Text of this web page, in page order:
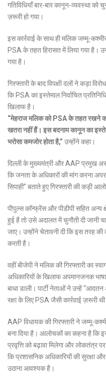
गतिविधियाँ बार-बार कानून-व्यवस्था को
ज़रूरी हो गया।
इस कार्रवाई के साथ ही मलिक जम्मू-
PSA के तहत हिरासत में लिया गया है।
गया है।
गिरफ्तारी के बाद विपक्षी दलों ने कड़ा
कि PSA का इस्तेमाल निर्वाचित
खिलाफ है।
“मेहराज मलिक को PSA के तहत रखने
खतरा नहीं हैं। इस बदनाम कानून का
भरोसा कमजोर होता है,” उन्होंने कहा।
दिल्ली के मुख्यमंत्री और AAP प्रमुख
कि जनता के अधिकारों की मांग करना
सिपाही” बताते हुए गिरफ्तारी की कड़ी
पीपुल्स कॉन्फ्रेंस और पीडीपी सहित अन्य
हुई है तो उसे अदालत में चुनौती दी जानी
जाए। उन्होंने चेतावनी दी कि इस तरह
करती है।
वहीं बीजेपी ने मलिक की गिरफ्तारी का
अधिकारियों के खिलाफ अपमानजनक
बाधा डाली। पार्टी नेताओं ने उन्हें
रक्षा के लिए PSA जैसी कार्रवाई ज़रूरी
AAP विधायक की गिरफ्तारी ने जम्मू-
बना दिया है। आलोचकों का कहना है कि
प्रवृत्ति को बढ़ावा मिलेगा और लोकतंत्र
कि प्रशासनिक अधिकारियों की सुरक्षा
उठाना आवश्यक है।